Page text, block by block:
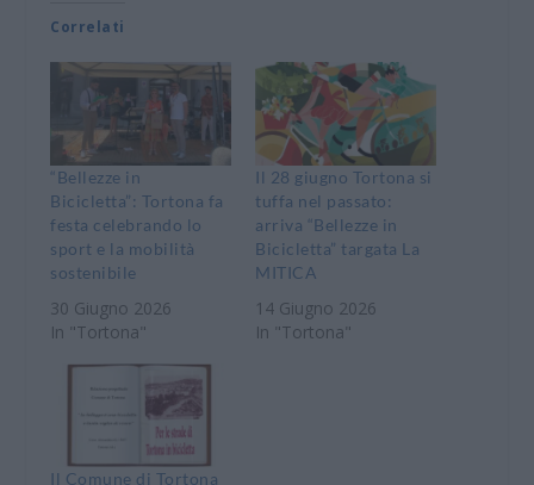
Correlati
“Bellezze in
Bicicletta”: Tortona fa
festa celebrando lo
sport e la mobilità
sostenibile
30 Giugno 2026
In "Tortona"
Il 28 giugno Tortona si
tuffa nel passato:
arriva “Bellezze in
Bicicletta” targata La
MITICA
14 Giugno 2026
In "Tortona"
Il Comune di Tortona